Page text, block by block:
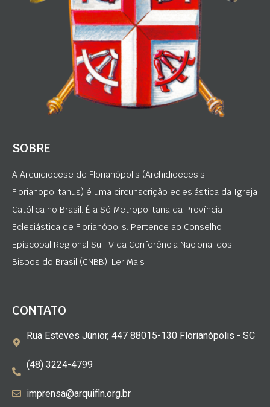
SOBRE
A Arquidiocese de Florianópolis (Archidioecesis
Florianopolitanus) é uma circunscrição eclesiástica da Igreja
Católica no Brasil. É a Sé Metropolitana da Província
Eclesiástica de Florianópolis. Pertence ao Conselho
Episcopal Regional Sul IV da Conferência Nacional dos
Bispos do Brasil (CNBB). Ler Mais
CONTATO
Rua Esteves Júnior, 447 88015-130 Florianópolis - SC
(48) 3224-4799
imprensa@arquifln.org.br